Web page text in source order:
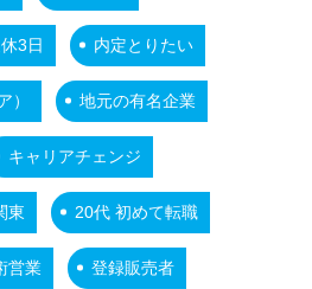
3日 内定とりたい
） 地元の有名企業
キャリアチェンジ
東 20代 初めて転職
営業 登録販売者